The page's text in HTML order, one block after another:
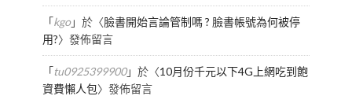
「kgo」於〈臉書開始言論管制嗎 ? 臉書帳號為何被停
用?〉發佈留言
「tu0925399900」於〈10月份千元以下4G上網吃到飽
資費懶人包〉發佈留言